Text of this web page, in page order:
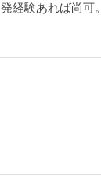
経験あれば尚可。